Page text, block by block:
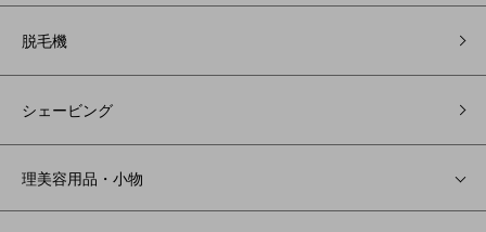
脱毛機
シェービング
理美容用品・小物